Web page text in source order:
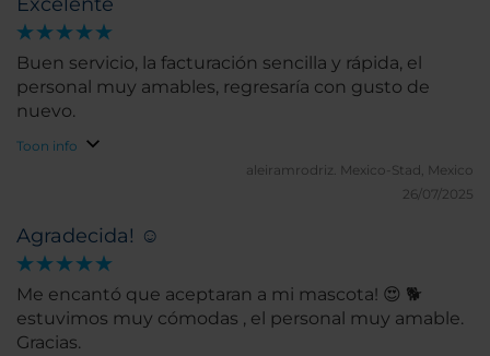
Buen servicio, la facturación sencilla y rápida, el
personal muy amables, regresaría con gusto de
nuevo.
Toon info
aleiramrodriz. Mexico-Stad, Mexico
26/07/2025
Agradecida! ☺️
Me encantó que aceptaran a mi mascota! 😍 🐕
estuvimos muy cómodas , el personal muy amable.
Gracias.